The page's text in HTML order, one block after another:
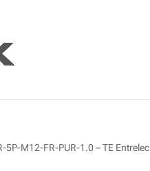
M12-FR-PUR-1.0 – TE Entrelec